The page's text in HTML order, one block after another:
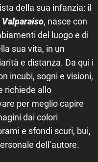
della sua infanzia: il
Valparaiso, nasce con
del luogo e di
sua vita, in un
e distanza. Da qui i
incubi, sogni e visioni,
richiede allo
per meglio capire
dai colori
e sfondi scuri, bui,
dell’autore.